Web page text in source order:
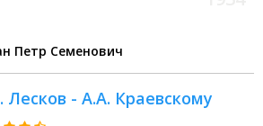
Петр Семенович
Лесков - А.А. Краевскому